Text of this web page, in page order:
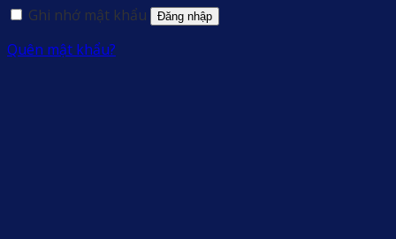
Ghi nhớ mật khẩu
Đăng nhập
Quên mật khẩu?